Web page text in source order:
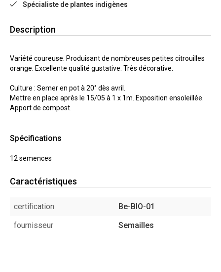
Spécialiste de plantes indigènes
Description
Variété coureuse. Produisant de nombreuses petites citrouilles
orange. Excellente qualité gustative. Très décorative.
Culture : Semer en pot à 20° dès avril.
Mettre en place après le 15/05 à 1 x 1m. Exposition ensoleillée.
Apport de compost.
Spécifications
12 semences
Caractéristiques
certification
Be-BIO-01
fournisseur
Semailles